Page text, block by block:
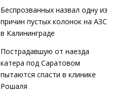
Беспрозванных назвал одну из
причин пустых колонок на АЗС
в Калининграде
Пострадавшую от наезда
катера под Саратовом
пытаются спасти в клинике
Рошаля